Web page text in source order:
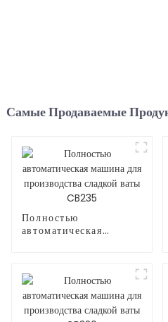
Самые Продаваемые
Полностью
автоматическая